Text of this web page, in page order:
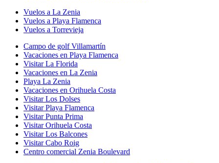
Vuelos a La Zenia
Vuelos a Playa Flamenca
Vuelos a Torrevieja
Campo de golf Villamartín
Vacaciones en Playa Flamenca
Visitar La Florida
Vacaciones en La Zenia
Playa La Zenia
Vacaciones en Orihuela Costa
Visitar Los Dolses
Visitar Playa Flamenca
Visitar Punta Prima
Visitar Orihuela Costa
Visitar Los Balcones
Visitar Cabo Roig
Centro comercial Zenia Boulevard